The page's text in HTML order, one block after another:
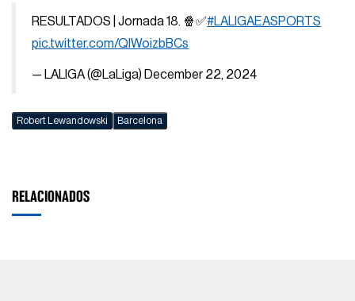
RESULTADOS | Jornada 18. 🍿✅#LALIGAEASPORTS
pic.twitter.com/QIWoizbBCs
— LALIGA (@LaLiga) December 22, 2024
Robert Lewandowski Barcelona
RELACIONADOS